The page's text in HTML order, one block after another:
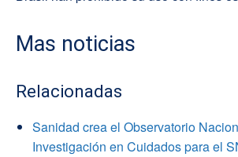
Mas noticias
Relacionadas
Sanidad crea el Observatorio
Investigación en Cuidados para el